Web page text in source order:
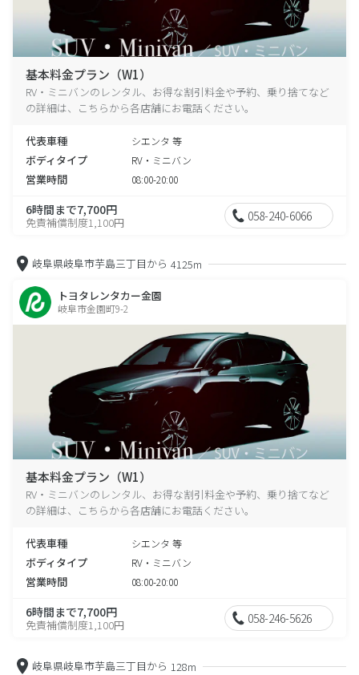
基本料金プラン（W1）
RV・ミニバンのレンタル、お得な割引料金や予約、乗り捨てなど
の詳細は、こちらから各店舗にお電話ください。
代表車種 シエンタ 等
ボディタイプ RV・ミニバン
営業時間 08:00-20:00
6時間まで7,700円
免責補償制度1,100円 058-240-6066
岐阜県岐阜市芋島三丁目から 4125m
トヨタレンタカー金園
岐阜市金園町9-2
基本料金プラン（W1）
RV・ミニバンのレンタル、お得な割引料金や予約、乗り捨てなど
の詳細は、こちらから各店舗にお電話ください。
代表車種 シエンタ 等
ボディタイプ RV・ミニバン
営業時間 08:00-20:00
6時間まで7,700円
免責補償制度1,100円 058-246-5626
岐阜県岐阜市芋島三丁目から 128m